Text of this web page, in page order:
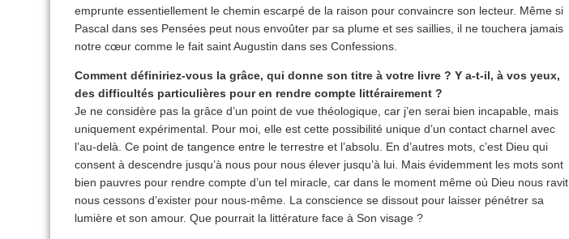
emprunte essentiellement le chemin escarpé de la raison pour convaincre son lecteur. Même si
Pascal dans ses Pensées peut nous envoûter par sa plume et ses saillies, il ne touchera jamais
notre cœur comme le fait saint Augustin dans ses Confessions.
Comment définiriez-vous la grâce, qui donne son titre à votre livre ? Y a-t-il, à vos yeux,
des difficultés particulières pour en rendre compte littérairement ?
Je ne considère pas la grâce d’un point de vue théologique, car j’en serai bien incapable, mais
uniquement expérimental. Pour moi, elle est cette possibilité unique d’un contact charnel avec
l’au-delà. Ce point de tangence entre le terrestre et l’absolu. En d’autres mots, c’est Dieu qui
consent à descendre jusqu’à nous pour nous élever jusqu’à lui. Mais évidemment les mots sont
bien pauvres pour rendre compte d’un tel miracle, car dans le moment même où Dieu nous ravit,
nous cessons d’exister pour nous-même. La conscience se dissout pour laisser pénétrer sa
lumière et son amour. Que pourrait la littérature face à Son visage ?